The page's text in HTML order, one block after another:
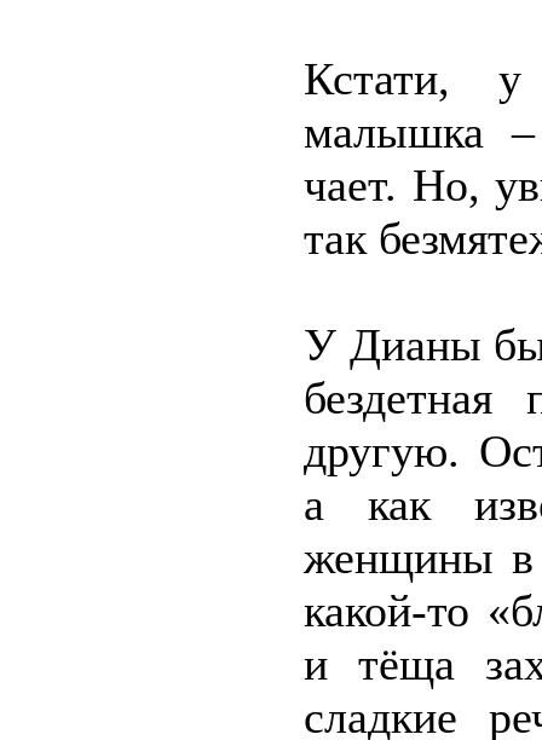
Кстати, у
малышка
чает. Но,
так
У Дианы
другую.
а как
женщины в
какой-то
и тёща
сладкие